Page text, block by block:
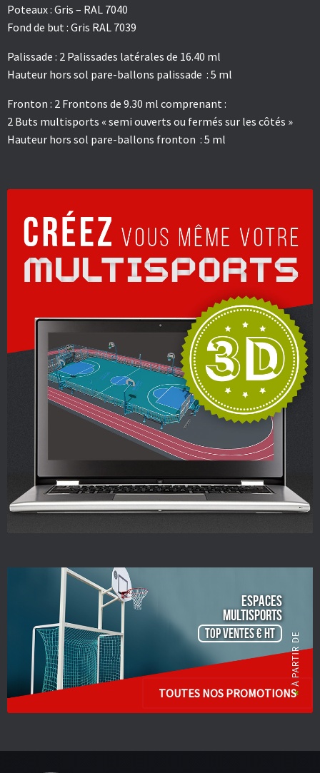
Poteaux : Gris – RAL 7040
Fond de but : Gris RAL 7039
Palissade : 2 Palissades latérales de 16.40 ml
Hauteur hors sol pare-ballons palissade : 5 ml
Fronton : 2 Frontons de 9.30 ml comprenant :
2 Buts multisports « semi ouverts ou fermés sur les côtés »
Hauteur hors sol pare-ballons fronton : 5 ml
ESPACES
Multisports
TOP VENTES € HT
TOUTES NOS PROMOTIONS